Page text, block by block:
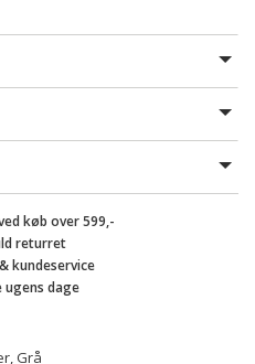
køb over 599,-
returret
kundeservice
ugens dage
Grå